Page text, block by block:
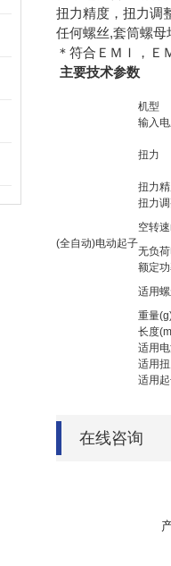
扭力精度，扭力调
任何螺丝,套筒螺
＊符合ＥＭＩ，Ｅ
主要技术参数
(全自动)电动起子
机型
输入
扭力
扭力
扭力
空转
无负
额定
适用
重量
长度
适用
适用
适用
在线咨询